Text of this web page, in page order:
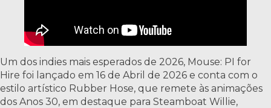
Um dos indies mais esperados de 2026, Mouse: PI for
Hire foi lançado em 16 de Abril de 2026 e conta com o
estilo artístico Rubber Hose, que remete às animações
dos Anos 30, em destaque para Steamboat Willie,